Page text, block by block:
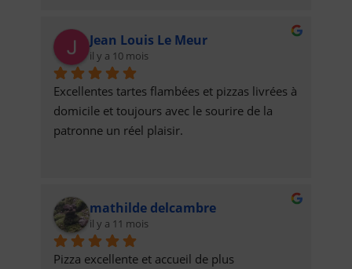
Jean Louis Le Meur
il y a 10 mois
Excellentes tartes flambées et pizzas livrées à
domicile et toujours avec le sourire de la
patronne un réel plaisir.
mathilde delcambre
il y a 11 mois
Pizza excellente et accueil de plus